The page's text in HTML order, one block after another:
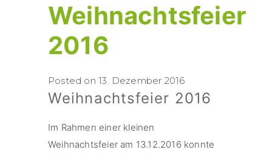
Weihnachtsfeier
2016
Posted on 13. Dezember 2016
Weihnachtsfeier 2016
Im Rahmen einer kleinen
Weihnachtsfeier am 13.12.2016 konnte